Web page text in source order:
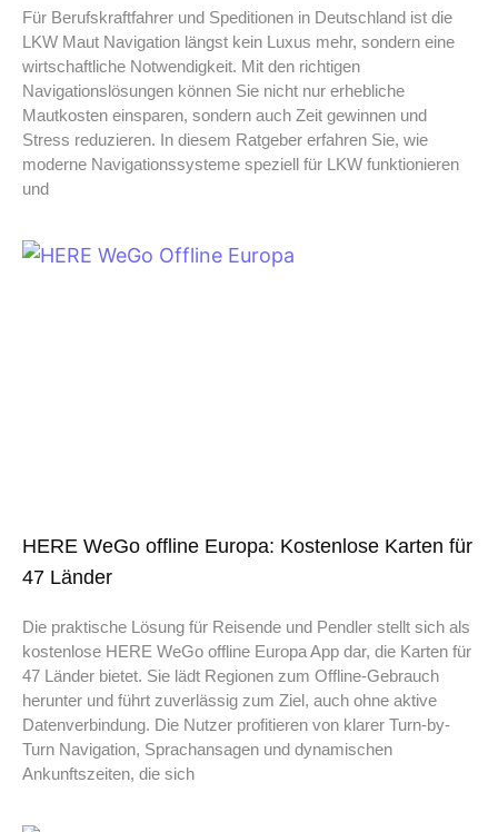
Für Berufskraftfahrer und Speditionen in Deutschland ist die
LKW Maut Navigation längst kein Luxus mehr, sondern eine
wirtschaftliche Notwendigkeit. Mit den richtigen
Navigationslösungen können Sie nicht nur erhebliche
Mautkosten einsparen, sondern auch Zeit gewinnen und
Stress reduzieren. In diesem Ratgeber erfahren Sie, wie
moderne Navigationssysteme speziell für LKW funktionieren
und
HERE WeGo offline Europa: Kostenlose Karten für
47 Länder
Die praktische Lösung für Reisende und Pendler stellt sich als
kostenlose HERE WeGo offline Europa App dar, die Karten für
47 Länder bietet. Sie lädt Regionen zum Offline-Gebrauch
herunter und führt zuverlässig zum Ziel, auch ohne aktive
Datenverbindung. Die Nutzer profitieren von klarer Turn-by-
Turn Navigation, Sprachansagen und dynamischen
Ankunftszeiten, die sich